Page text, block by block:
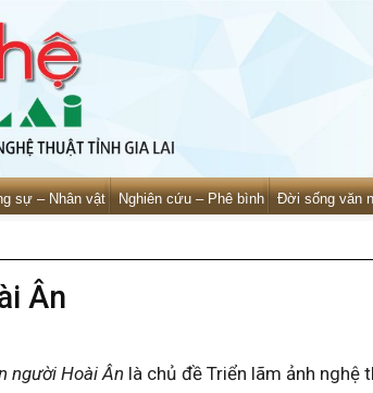
sự – Nhân vật Nghiên cứu – Phê bình Đời sống văn
Ân
người Hoài Ân là chủ đề Triển lãm ảnh nghệ